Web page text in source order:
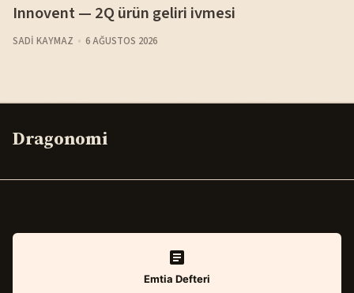
Innovent — 2Q ürün geliri ivmesi
SADI KAYMAZ 6 AĞUSTOS 2026
Dragonomi
Emtia Defteri